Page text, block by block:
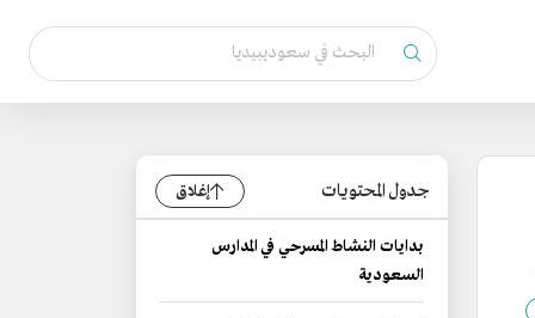
جدول المحتويات إغلاق
بدايات النشاط المسرحي في المدارس
السعودية